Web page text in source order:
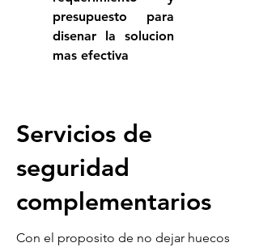
presupuesto para
disenar la solucion
mas efectiva
Servicios de
seguridad
complementarios
Con el proposito de no dejar huecos